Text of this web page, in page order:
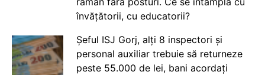
învățătorii, cu educatorii?
Șeful ISJ Gorj, alți 8 inspectori și
personal auxiliar trebuie să returneze
peste 55.000 de lei, bani acordați